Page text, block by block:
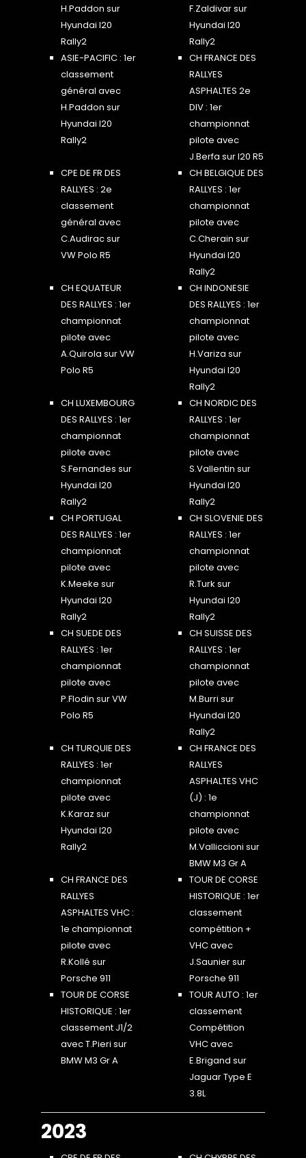
H.Paddon sur
Hyundai I20
Rally2
F.Zaldivar sur
Hyundai I20
Rally2
ASIE-PACIFIC : 1er
classement
général avec
H.Paddon sur
Hyundai I20
Rally2
CH FRANCE DES
RALLYES
ASPHALTES 2e
DIV : 1er
championnat
pilote avec
J.Berfa sur I20 R5
CPE DE FR DES
RALLYES : 2e
classement
général avec
C.Audirac sur
VW Polo R5
CH BELGIQUE DES
RALLYES : 1er
championnat
pilote avec
C.Cherain sur
Hyundai I20
Rally2
CH EQUATEUR
DES RALLYES : 1er
championnat
pilote avec
A.Quirola sur VW
Polo R5
CH INDONESIE
DES RALLYES : 1er
championnat
pilote avec
H.Variza sur
Hyundai I20
Rally2
CH LUXEMBOURG
DES RALLYES : 1er
championnat
pilote avec
S.Fernandes sur
Hyundai I20
Rally2
CH NORDIC DES
RALLYES : 1er
championnat
pilote avec
S.Vallentin sur
Hyundai I20
Rally2
CH PORTUGAL
DES RALLYES : 1er
championnat
pilote avec
K.Meeke sur
Hyundai I20
Rally2
CH SLOVENIE DES
RALLYES : 1er
championnat
pilote avec
R.Turk sur
Hyundai I20
Rally2
CH SUEDE DES
RALLYES : 1er
championnat
pilote avec
P.Flodin sur VW
Polo R5
CH SUISSE DES
RALLYES : 1er
championnat
pilote avec
M.Burri sur
Hyundai I20
Rally2
CH TURQUIE DES
RALLYES : 1er
championnat
pilote avec
K.Karaz sur
Hyundai I20
Rally2
CH FRANCE DES
RALLYES
ASPHALTES VHC
(J) : 1e
championnat
pilote avec
M.Valliccioni sur
BMW M3 Gr A
CH FRANCE DES
RALLYES
ASPHALTES VHC :
1e championnat
pilote avec
R.Kollé sur
Porsche 911
TOUR DE CORSE
HISTORIQUE : 1er
classement
compétition +
VHC avec
J.Saunier sur
Porsche 911
TOUR DE CORSE
HISTORIQUE : 1er
classement J1/2
avec T.Pieri sur
BMW M3 Gr A
TOUR AUTO : 1er
classement
Compétition
VHC avec
E.Brigand sur
Jaguar Type E
3.8L
2023